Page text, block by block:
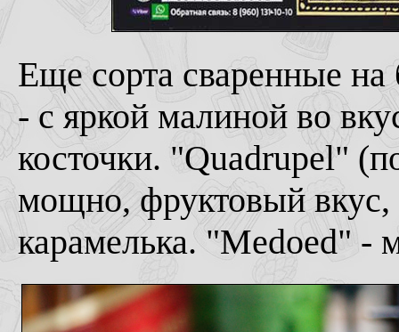
Еще сорта сваренные
- с яркой малиной во
косточки. "Quadrupel"
мощно, фруктовый вкус,
карамелька. "Medoed" -